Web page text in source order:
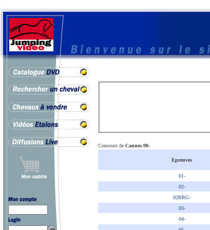
Concours de Cannes-98-
Epreuves
01-
02-
02BRG-
03-
04-